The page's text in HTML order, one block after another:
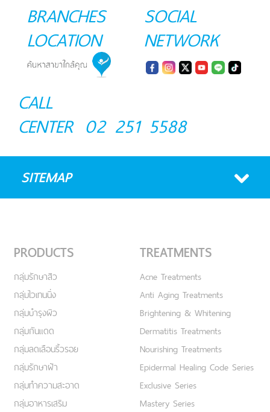
BRANCHES
LOCATION
SOCIAL
NETWORK
CALL
CENTER 02 251 5588
SITEMAP
PRODUCTS
กลุ่มรักษาสิว
กลุ่มไวเทนนิ่ง
กลุ่มบำรุงผิว
กลุ่มกันแดด
กลุ่มลดเลือนริ้วรอย
กลุ่มรักษาฝ้า
กลุ่มทำความสะอาด
กลุ่มอาหารเสริม
TREATMENTS
Acne Treatments
Anti Aging Treatments
Brightening & Whitening
Dermatitis Treatments
Nourishing Treatments
Epidermal Healing Code Series
Exclusive Series
Mastery Series